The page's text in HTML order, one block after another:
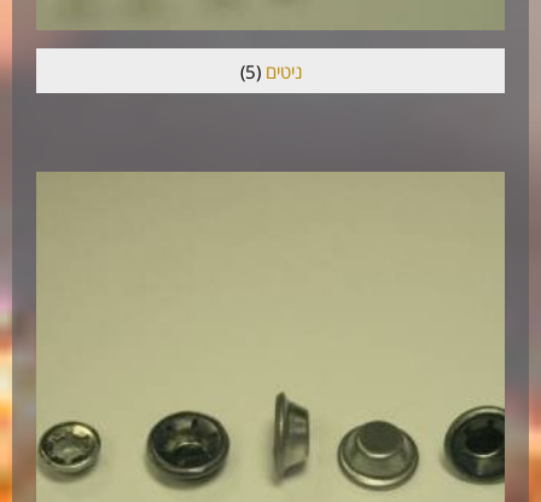
ניטים(5)